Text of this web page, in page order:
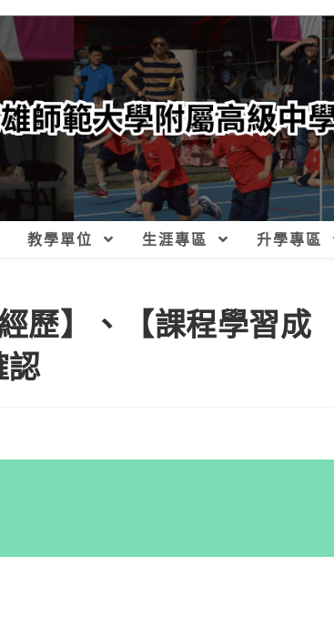
教學單位 生涯專區 升學專區
歷】、【課程學習成
認